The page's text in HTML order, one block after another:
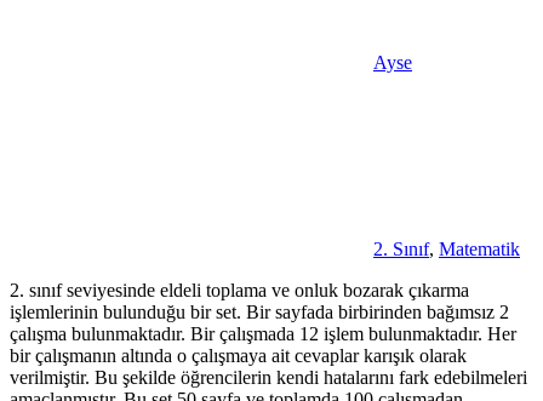
Ayse
2. Sınıf, Matematik
2. sınıf seviyesinde eldeli toplama ve onluk bozarak çıkarma
işlemlerinin bulunduğu bir set. Bir sayfada birbirinden bağımsız 2
çalışma bulunmaktadır. Bir çalışmada 12 işlem bulunmaktadır. Her
bir çalışmanın altında o çalışmaya ait cevaplar karışık olarak
verilmiştir. Bu şekilde öğrencilerin kendi hatalarını fark edebilmeleri